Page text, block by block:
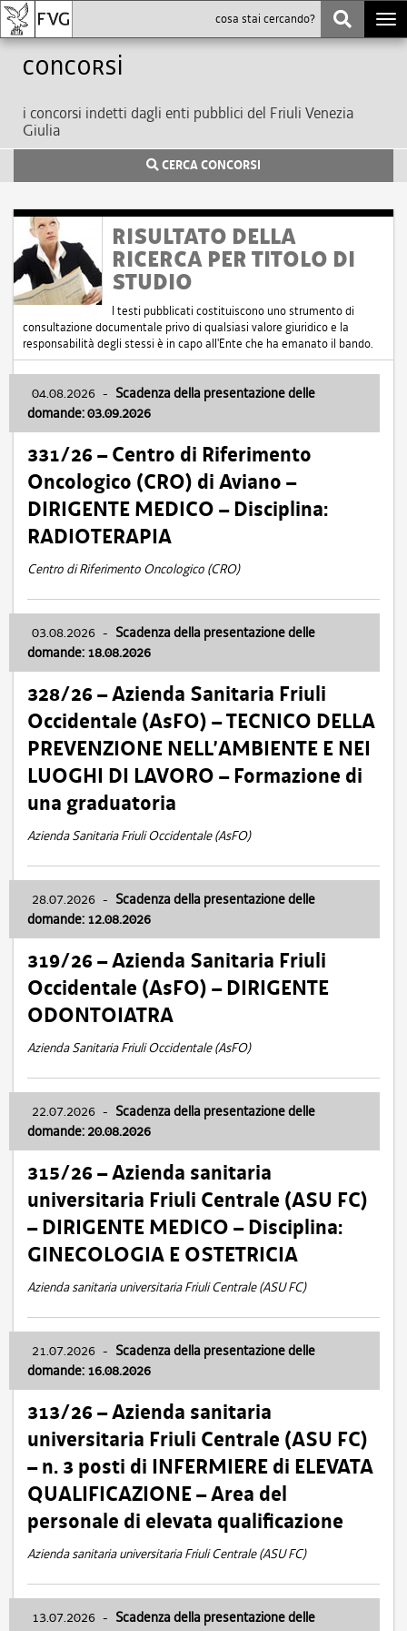
Concorsi
i concorsi indetti dagli enti pubblici del Friuli Venezia
Giulia
CERCA CONCORSI
RISULTATO DELLA
RICERCA PER TITOLO DI
STUDIO
I testi pubblicati costituiscono uno strumento di
consultazione documentale privo di qualsiasi valore giuridico e la
responsabilità degli stessi è in capo all'Ente che ha emanato il bando.
04.08.2026 - Scadenza della presentazione delle
domande: 03.09.2026
331/26 – Centro di Riferimento
Oncologico (CRO) di Aviano –
DIRIGENTE MEDICO – Disciplina:
RADIOTERAPIA
Centro di Riferimento Oncologico (CRO)
03.08.2026 - Scadenza della presentazione delle
domande: 18.08.2026
328/26 – Azienda Sanitaria Friuli
Occidentale (AsFO) – TECNICO DELLA
PREVENZIONE NELL’AMBIENTE E NEI
LUOGHI DI LAVORO – Formazione di
una graduatoria
Azienda Sanitaria Friuli Occidentale (AsFO)
28.07.2026 - Scadenza della presentazione delle
domande: 12.08.2026
319/26 – Azienda Sanitaria Friuli
Occidentale (AsFO) – DIRIGENTE
ODONTOIATRA
Azienda Sanitaria Friuli Occidentale (AsFO)
22.07.2026 - Scadenza della presentazione delle
domande: 20.08.2026
315/26 – Azienda sanitaria
universitaria Friuli Centrale (ASU FC)
– DIRIGENTE MEDICO – Disciplina:
GINECOLOGIA E OSTETRICIA
Azienda sanitaria universitaria Friuli Centrale (ASU FC)
21.07.2026 - Scadenza della presentazione delle
domande: 16.08.2026
313/26 – Azienda sanitaria
universitaria Friuli Centrale (ASU FC)
– n. 3 posti di INFERMIERE di ELEVATA
QUALIFICAZIONE – Area del
personale di elevata qualificazione
Azienda sanitaria universitaria Friuli Centrale (ASU FC)
13.07.2026 - Scadenza della presentazione delle